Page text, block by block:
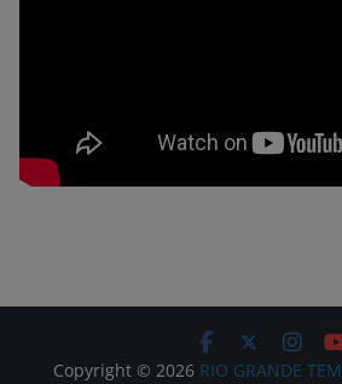
Copyright © 2026 RIO GRANDE TEM